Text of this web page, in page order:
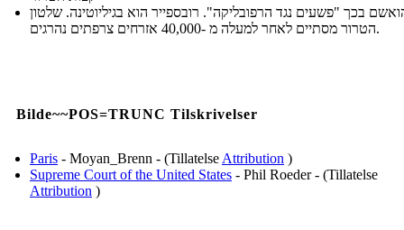
בכך "פשעים נגד הרפובליקה". רובספייר הוא בגיליוטינה. שלטון
הטרור מסתיים לאחר למעלה מ -40,000 אזרחים צרפתים נהרגים.
Bilde~~POS=TRUNC Tilskrivelser
Paris - Moyan_Brenn - (TillatelseAttribution )
Supreme Court of the United States - Phil Roeder - (Tillatelse
Attribution )